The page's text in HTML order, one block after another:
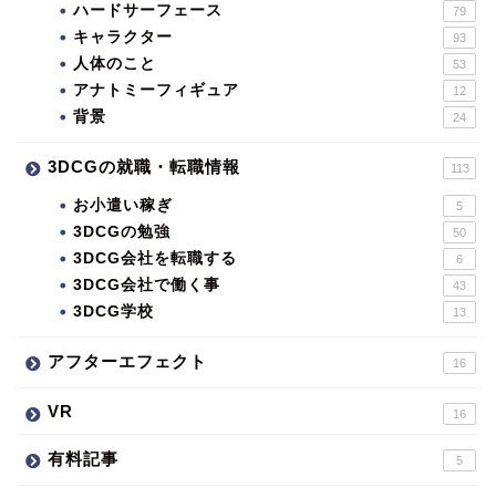
ハードサーフェース 79
キャラクター 93
人体のこと 53
アナトミーフィギュア 12
背景 24
3DCGの就職・転職情報 113
お小遣い稼ぎ 5
3DCGの勉強 50
3DCG会社を転職する 6
3DCG会社で働く事 43
3DCG学校 13
アフターエフェクト 16
VR 16
有料記事 5